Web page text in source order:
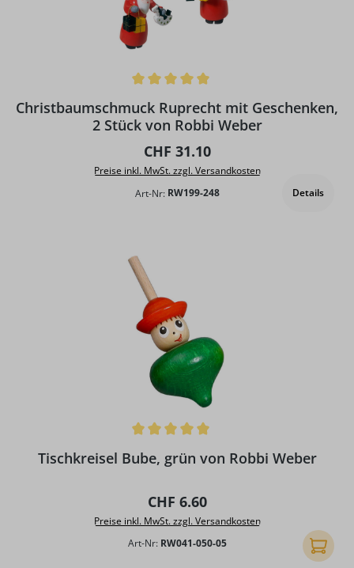
Christbaumschmuck Ruprecht mit Geschenken,
2 Stück von Robbi Weber
Regulärer Preis:
CHF 31.10
Preise inkl. MwSt. zzgl. Versandkosten
Art-Nr: RW199-248 Details
Tischkreisel Bube, grün von Robbi Weber
Regulärer Preis:
CHF 6.60
Preise inkl. MwSt. zzgl. Versandkosten
Art-Nr: RW041-050-05 In den